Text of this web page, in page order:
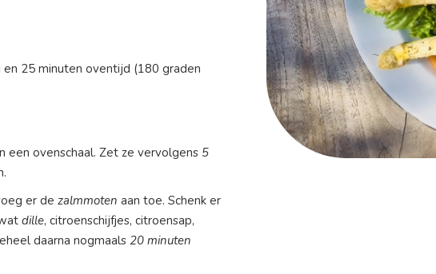
25 minuten oventijd (180 graden
een ovenschaal. Zet ze vervolgens 5
er de zalmmoten aan toe. Schenk er
dille, citroenschijfjes, citroensap,
daarna nogmaals 20 minuten